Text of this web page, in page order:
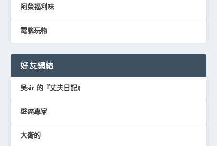
阿榮福利味
電腦玩物
好友網結
吳sir 的『丈夫日記』
壁癌專家
大衛的